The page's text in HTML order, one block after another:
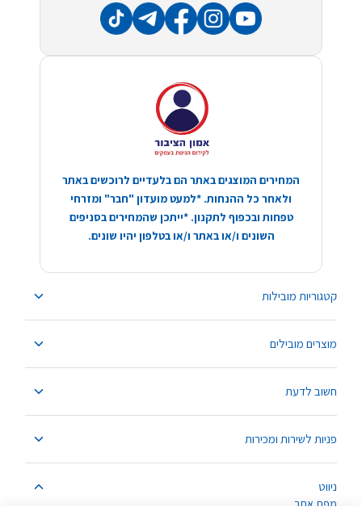
קטגוריות מובילות
מוצרים מובילים
חשוב לדעת
פניות לשירות ומכירות
ניווט
מפת אתר
המחירים המוצגים באתר הם בלעדיים לרוכשים באתר
ולאחר כל ההנחות. *למעט מועדון "חבר" ומזרחי
טפחות ובכפוף לתקנון. *ייתכן שהמחירים בסניפים
השונים ו/או באתר ו/או בטלפון יהיו שונים.